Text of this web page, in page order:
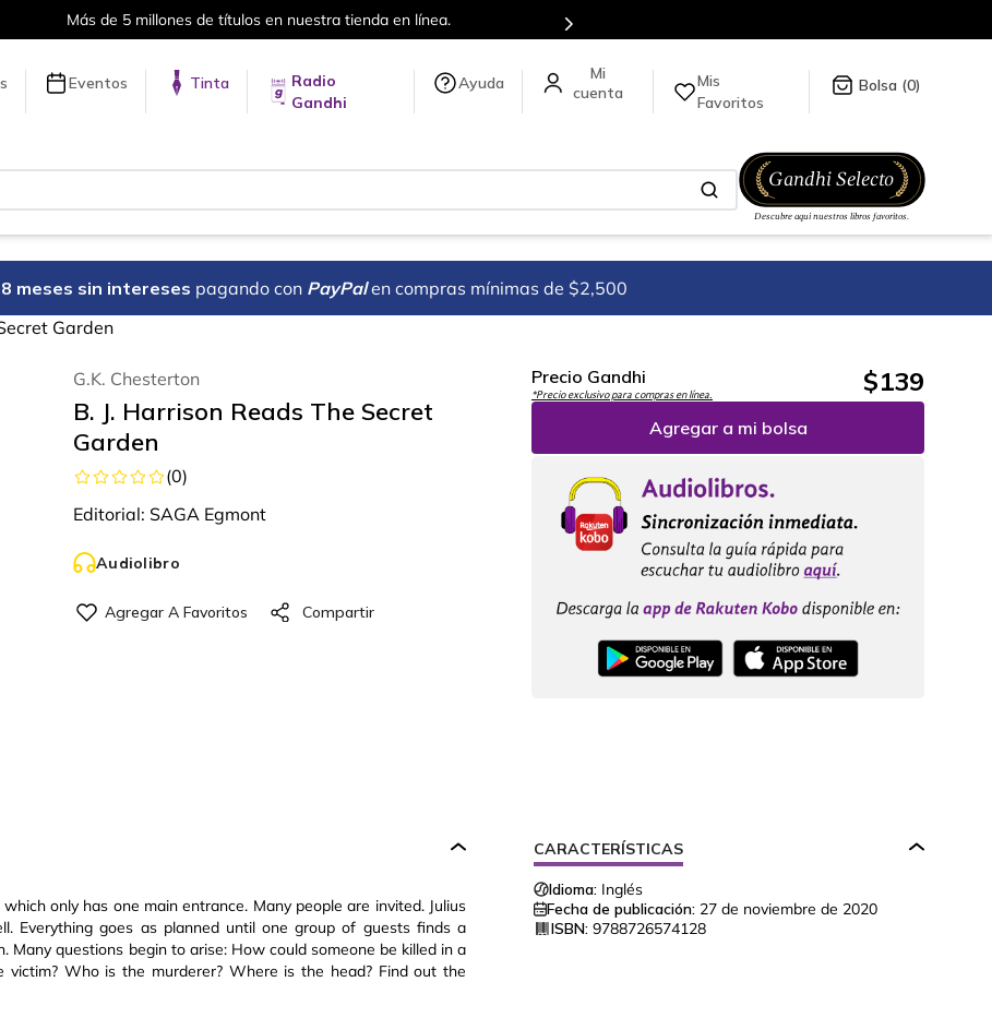
Más de 5 millones de títulos en nuestra tienda en línea.
Eventos Tinta
Radio
Gandhi
Ayuda
Mis
Favoritos
0
meses sin intereses pagando con PayPal en compras mínimas de $2,500
Garden
G.K. Chesterton
B. J. Harrison Reads The Secret
Garden
(0)
Editorial: SAGA Egmont
Audiolibro
Precio Gandhi
*Precio exclusivo para compras en línea. $139
Agregar a mi bolsa
only has one main entrance. Many people are invited. Julius
Everything goes as planned until one group of guests finds a
questions begin to arise: How could someone be killed in a
Who is the murderer? Where is the head? Find out the
CARACTERÍSTICAS
Idioma: Inglés
Fecha de publicación: 27 de noviembre de 2020
ISBN: 9788726574128